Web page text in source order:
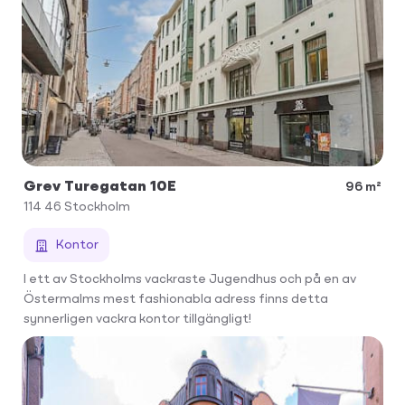
Grev Turegatan 10E
96 m²
114 46 Stockholm
Kontor
I ett av Stockholms vackraste Jugendhus och på en av
Östermalms mest fashionabla adress finns detta
synnerligen vackra kontor tillgängligt!